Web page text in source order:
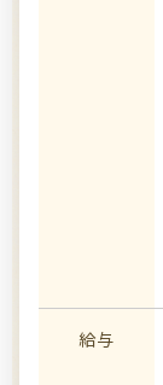
給与